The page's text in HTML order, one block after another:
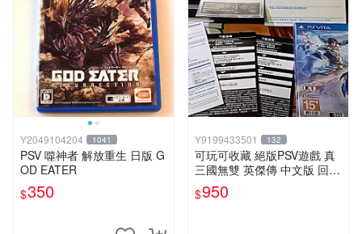
Y2049104204 1041
PSV 噬神者 解放重生 日版 G
OD EATER
$350
Y9199433501 132
可玩可收藏 絕版PSV遊戲 真
三國無雙 英傑傳 中文版 回函
特典卡齊全
$950